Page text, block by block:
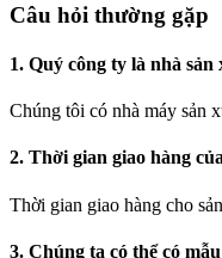
Câu hỏi thường gặp
1. Quý công ty là nhà
Chúng tôi có nhà máy sản
2. Thời gian giao hàng
Thời gian giao hàng cho
3. Chúng ta có thể có